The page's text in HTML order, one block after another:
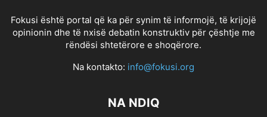
Fokusi është portal që ka për synim të informojë, të krijojë
opinionin dhe të nxisë debatin konstruktiv për çështje me
rëndësi shtetërore e shoqërore.
Na kontakto: info@fokusi.org
NA NDIQ